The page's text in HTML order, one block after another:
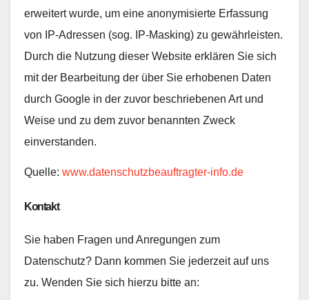
erweitert wurde, um eine anonymisierte Erfassung
von IP-Adressen (sog. IP-Masking) zu gewährleisten.
Durch die Nutzung dieser Website erklären Sie sich
mit der Bearbeitung der über Sie erhobenen Daten
durch Google in der zuvor beschriebenen Art und
Weise und zu dem zuvor benannten Zweck
einverstanden.
Quelle: www.datenschutzbeauftragter-info.de
Kontakt
Sie haben Fragen und Anregungen zum
Datenschutz? Dann kommen Sie jederzeit auf uns
zu. Wenden Sie sich hierzu bitte an: